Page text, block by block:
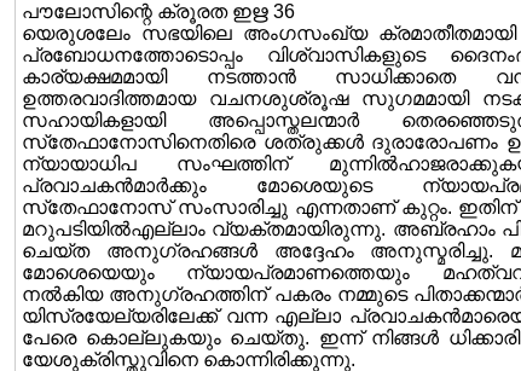
പൗലോസിന്റെ ക്രൂരത ഇഋ 36
യെരുശലേം സഭയിലെ അംഗസംഖ്യ ക്രമാതീതമായി
പ്രബോധനത്തോടൊപ്പം വിശ്വാസികളുടെ
കാര്യക്ഷമമായി നടത്താന്‍ സാധിക്കാതെ
ഉത്തരവാദിത്തമായ വചനശുശ്രൂഷ സുഗമമായി
സഹായികളായി അപ്പൊസ്തലന്മാര്‍
സ്‌തേഫാനോസിനെതിരെ ശത്രുക്കള്‍ ദുരാരോപണം
ന്യായാധിപ സംഘത്തിന്
പ്രവാചകന്‍മാര്‍ക്കും മോശെയുടെ
സ്‌തേഫാനോസ് സംസാരിച്ചു എന്നതാണ് കുറ്റം. ഇതിന്
മറുപടിയില്‍എല്ലാം വ്യക്തമായിരുന്നു. അബ്രഹാം
ചെയ്ത അനുഗ്രഹങ്ങള്‍ അദ്ദേഹം അനുസ്മരിച്ചു.
മോശെയെയും ന്യായപ്രമാണത്തെയും
നല്‍കിയ അനുഗ്രഹത്തിന് പകരം നമ്മുടെ
യിസ്രയേല്യരിലേക്ക് വന്ന എല്ലാ
പേരെ കൊല്ലുകയും ചെയ്തു. ഇന്ന് നിങ്ങള്‍
യേശുക്രിസ്തുവിനെ കൊന്നിരിക്കുന്നു.